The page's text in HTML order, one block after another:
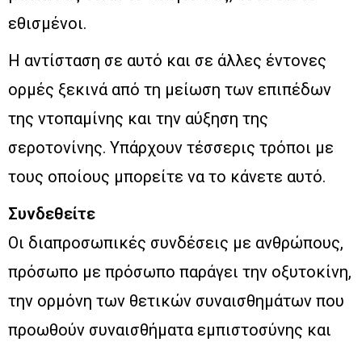
εθισμένοι.
Η αντίσταση σε αυτό και σε άλλες έντονες
ορμές ξεκινά από τη μείωση των επιπέδων
της ντοπαμίνης και την αύξηση της
σεροτονίνης. Υπάρχουν τέσσερις τρόποι με
τους οποίους μπορείτε να το κάνετε αυτό.
Συνδεθείτε
Οι διαπροσωπικές συνδέσεις με ανθρώπους,
πρόσωπο με πρόσωπο παράγει την οξυτοκίνη,
την ορμόνη των θετικών συναισθημάτων που
προωθούν συναισθήματα εμπιστοσύνης και